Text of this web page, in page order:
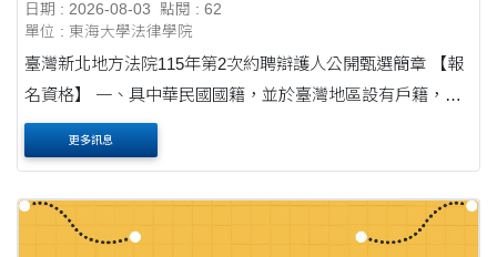
日期 : 2026-08-03
點閱 : 62
單位 : 東海大學法律學院
臺灣新北地方法院115年第2次約聘辯護人公開甄選簡章 【報
名資格】 一、具中華民國國籍，並於臺灣地區設有戶籍，且
無他國國籍者。 二、國內外大專院校以上畢業取得證書，領
有中華民國律師證書，並在中華民國執....
更多訊息